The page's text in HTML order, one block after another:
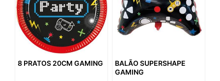
8 PRATOS 20CM GAMING
BALÃO SUPERSHAPE
GAMING